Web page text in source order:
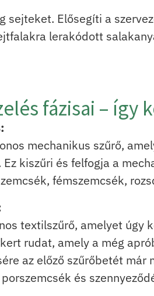
sejteket. Elősegíti a
lerakódott
fázisai – így
mechanikus szűrő,
kiszűri és felfogja a
fémszemcsék,
textilszűrő, amelyet úgy
rudat, amely a még
az előző szűrőbetét már
és